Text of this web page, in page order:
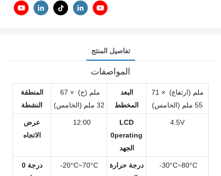
تفاصيل المنتج
المواصفات
المنطقة
النشطة
67 ملم (ح) ×
32 ملم (الخامس)
البعد
المخطط
71 ملم (ارتفاع) ×
55 ملم (الخامس)
عرض
الاتجاه
12:00
LCD
0perating
الجهد
4.5V
0 درجة
-20°C~70°C
درجة حرارة
-30°C~80°C